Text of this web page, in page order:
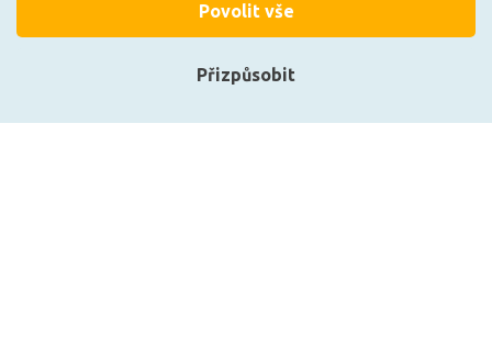
Přizpůsobit
Povolit vše